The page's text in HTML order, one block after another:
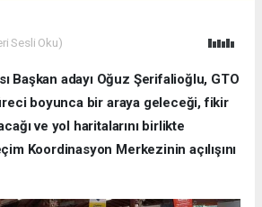
Sesli Oku)
Başkan adayı Oğuz Şerifalioğlu, GTO
boyunca bir araya geleceği, fikir
ve yol haritalarını birlikte
Koordinasyon Merkezinin açılışını